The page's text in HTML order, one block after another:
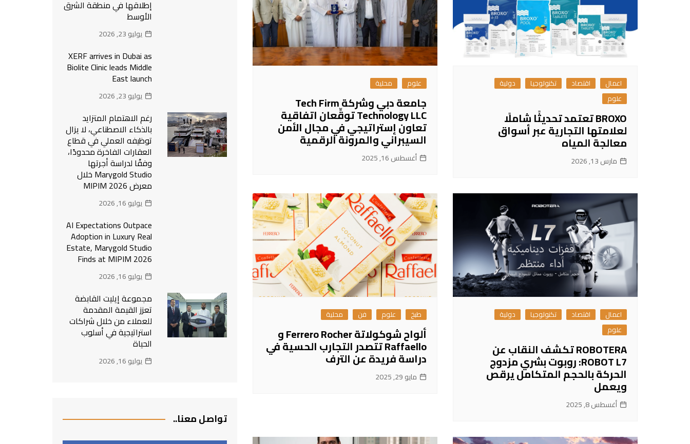
اعمال اقتصاد تكنولوجيا
دولية
علوم
BROXO تعتمد تحديثًا شاملًا
لعلامتها التجارية عبر أسواق
معالجة المياه
مارس 13, 2026
علوم محلية
جامعة دبي وشركة Tech Firm
Technology LLC توقِّعان اتفاقية
تعاون إستراتيجي في مجال الأمن
السيبراني والمرونة الرقمية
أغسطس 16, 2025
اعمال اقتصاد تكنولوجيا
دولية
علوم
ROBOTERA تكشف النقاب عن
ROBOT L7: روبوت بشري مزدوج
الحركة بالحجم المتكامل يرقص
ويعمل
أغسطس 8, 2025
طبخ علوم فن محلية
ألواح شوكولاتة Ferrero Rocher و
Raffaello تتصدر التجارب الحسية في
دراسة فريدة عن الترف
مايو 29, 2025
إطلاقها في منطقة الشرق
الأوسط
يوليو 23, 2026
XERF arrives in Dubai as
Biolite Clinic leads Middle
East launch
يوليو 23, 2026
رغم الاهتمام المتزايد
بالذكاء الاصطناعي، لا يزال
توظيفه العملي في قطاع
العقارات الفاخرة محدودًا،
وفقًا لدراسة أجرتها
Marygold Studio خلال
معرض MIPIM 2026
يوليو 16, 2026
AI Expectations Outpace
Adoption in Luxury Real
Estate, Marygold Studio
Finds at MIPIM 2026
يوليو 16, 2026
مجموعة إيليت القابضة
تعزز القيمة المقدمة
للعملاء من خلال شراكات
استراتيجية في أسلوب
الحياة
يوليو 16, 2026
تواصل معنا..